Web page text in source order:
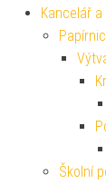
Kancelář
Školní